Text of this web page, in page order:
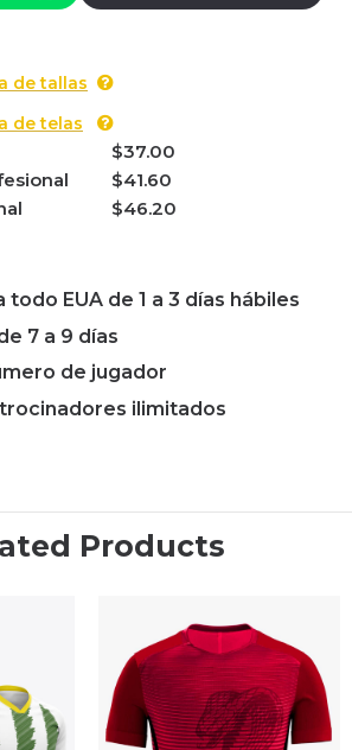
de tallas
de telas
$37.00
$41.60
$46.20
todo EUA de 1 a 3 días hábiles
7 a 9 días
de jugador
ilimitados
Products